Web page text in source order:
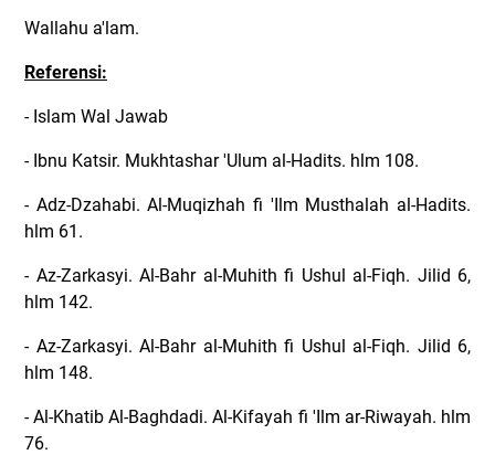
Wallahu a'lam.
Referensi:
- Islam Wal Jawab
- Ibnu Katsir. Mukhtashar 'Ulum al-Hadits. hlm 108.
- Adz-Dzahabi. Al-Muqizhah fi 'Ilm Musthalah al-Hadits.
hlm 61.
- Az-Zarkasyi. Al-Bahr al-Muhith fi Ushul al-Fiqh. Jilid 6,
hlm 142.
- Az-Zarkasyi. Al-Bahr al-Muhith fi Ushul al-Fiqh. Jilid 6,
hlm 148.
- Al-Khatib Al-Baghdadi. Al-Kifayah fi 'Ilm ar-Riwayah. hlm
76.